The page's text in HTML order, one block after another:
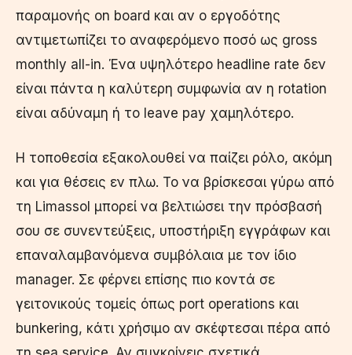
παραμονής on board και αν ο εργοδότης
αντιμετωπίζει το αναφερόμενο ποσό ως gross
monthly all-in. Ένα υψηλότερο headline rate δεν
είναι πάντα η καλύτερη συμφωνία αν η rotation
είναι αδύναμη ή το leave pay χαμηλότερο.
Η τοποθεσία εξακολουθεί να παίζει ρόλο, ακόμη
και για θέσεις εν πλω. Το να βρίσκεσαι γύρω από
τη Limassol μπορεί να βελτιώσει την πρόσβασή
σου σε συνεντεύξεις, υποστήριξη εγγράφων και
επαναλαμβανόμενα συμβόλαια με τον ίδιο
manager. Σε φέρνει επίσης πιο κοντά σε
γειτονικούς τομείς όπως port operations και
bunkering, κάτι χρήσιμο αν σκέφτεσαι πέρα από